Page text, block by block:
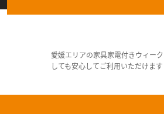
愛媛エリアの家具家電付きウィー
しても安心してご利用いただけま